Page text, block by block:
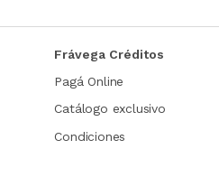
Frávega Créditos
Pagá Online
Catálogo exclusivo
Condiciones